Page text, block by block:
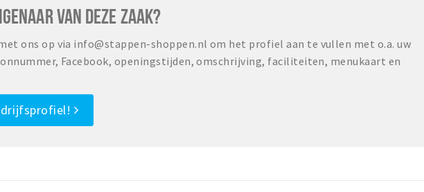
VAN DEZE ZAAK?
ons op via info@stappen-shoppen.nl om het profiel aan te vullen met o.a. uw
Facebook, openingstijden, omschrijving, faciliteiten, menukaart en